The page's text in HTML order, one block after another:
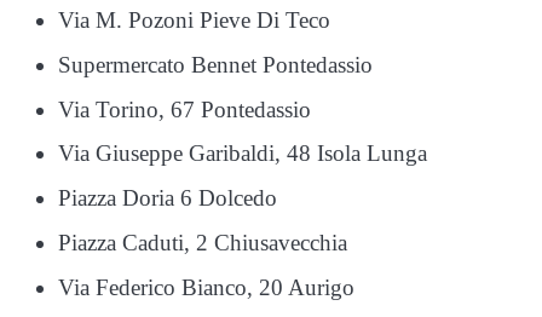
Via M. Pozoni Pieve Di Teco
Supermercato Bennet Pontedassio
Via Torino, 67 Pontedassio
Via Giuseppe Garibaldi, 48 Isola Lunga
Piazza Doria 6 Dolcedo
Piazza Caduti, 2 Chiusavecchia
Via Federico Bianco, 20 Aurigo